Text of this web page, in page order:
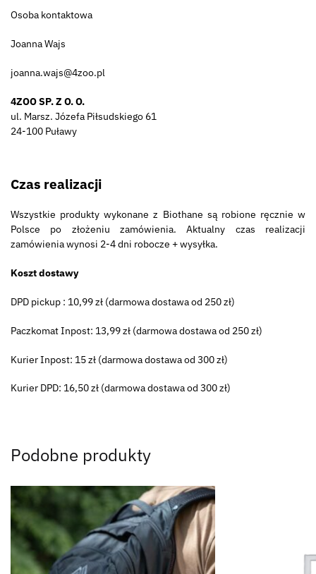
Osoba kontaktowa
Joanna Wajs
joanna.wajs@4zoo.pl
4ZOO SP. Z O. O.
ul. Marsz. Józefa Piłsudskiego 61
24-100 Puławy
Czas realizacji
Wszystkie produkty wykonane z Biothane są robione ręcznie w
Polsce po złożeniu zamówienia. Aktualny czas realizacji
zamówienia wynosi 2-4 dni robocze + wysyłka.
Koszt dostawy
DPD pickup : 10,99 zł (darmowa dostawa od 250 zł)
Paczkomat Inpost: 13,99 zł (darmowa dostawa od 250 zł)
Kurier Inpost: 15 zł (darmowa dostawa od 300 zł)
Kurier DPD: 16,50 zł (darmowa dostawa od 300 zł)
Podobne produkty